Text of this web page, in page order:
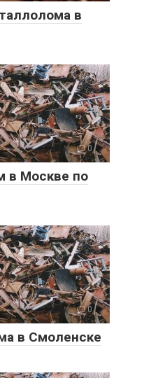
в
0
в Москве по
0
в Смоленске